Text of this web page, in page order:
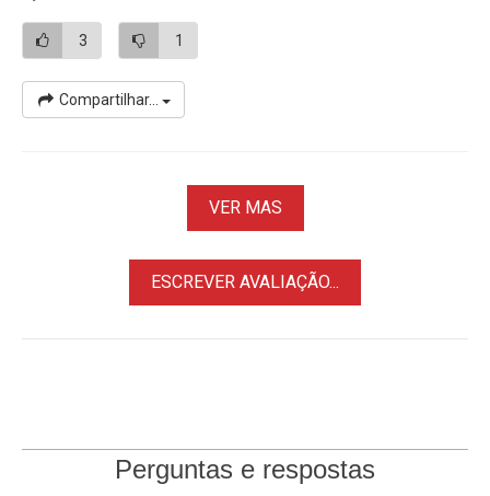
3 1
Compartilhar...
VER MAS
ESCREVER AVALIAÇÃO...
Perguntas e respostas